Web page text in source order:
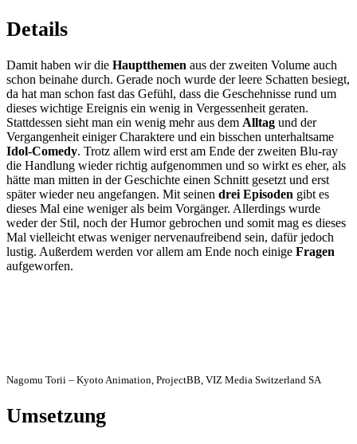
Details
Damit haben wir die Hauptthemen aus der zweiten Volume auch
schon beinahe durch. Gerade noch wurde der leere Schatten besiegt,
da hat man schon fast das Gefühl, dass die Geschehnisse rund um
dieses wichtige Ereignis ein wenig in Vergessenheit geraten.
Stattdessen sieht man ein wenig mehr aus dem Alltag und der
Vergangenheit einiger Charaktere und ein bisschen unterhaltsame
Idol-Comedy. Trotz allem wird erst am Ende der zweiten Blu-ray
die Handlung wieder richtig aufgenommen und so wirkt es eher, als
hätte man mitten in der Geschichte einen Schnitt gesetzt und erst
später wieder neu angefangen. Mit seinen drei Episoden gibt es
dieses Mal eine weniger als beim Vorgänger. Allerdings wurde
weder der Stil, noch der Humor gebrochen und somit mag es dieses
Mal vielleicht etwas weniger nervenaufreibend sein, dafür jedoch
lustig. Außerdem werden vor allem am Ende noch einige Fragen
aufgeworfen.
Nagomu Torii – Kyoto Animation, ProjectBB, VIZ Media Switzerland SA
Umsetzung